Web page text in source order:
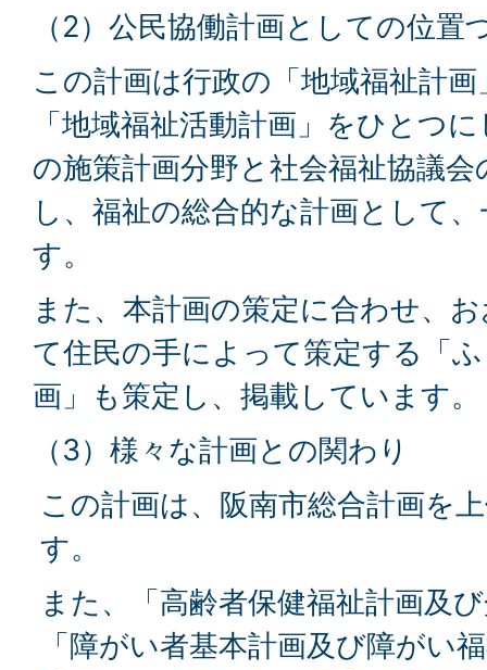
（2）公民協働計画としての位置
この計画は行政の「地域福祉計
「地域福祉活動計画」をひとつ
の施策計画分野と社会福祉協議
し、福祉の総合的な計画として
す。
また、本計画の策定に合わせ、
て住民の手によって策定する「
画」も策定し、掲載しています。
（3）様々な計画との関わり
この計画は、阪南市総合計画を
す。
また、「高齢者保健福祉計画及
「障がい者基本計画及び障がい